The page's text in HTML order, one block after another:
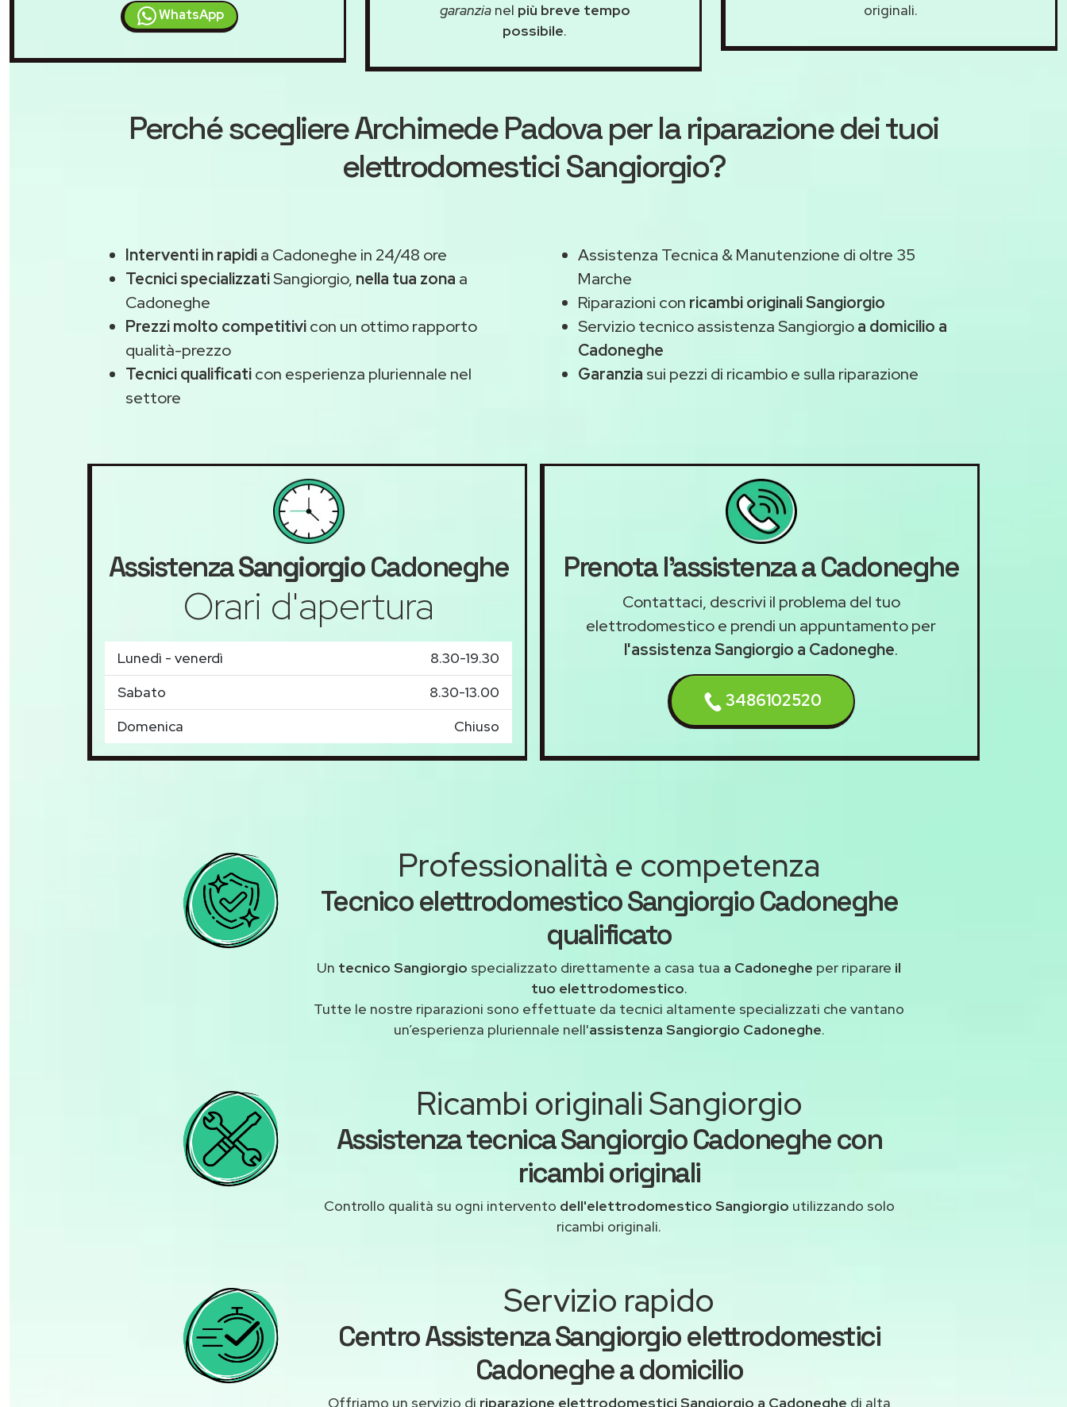
WhatsApp
garanzianel più breve tempo
possibile.
originali.
Perché scegliereArchimede Padovaper la riparazione dei tuoi
elettrodomestici Sangiorgio?
Interventi in rapidia Cadoneghe in 24/48 ore
Tecnici specializzatiSangiorgio, nella tua zona a
Cadoneghe
Prezzi molto competitivicon un ottimo rapporto
qualità-prezzo
Tecnici qualificaticon esperienza pluriennale nel
settore
Assistenza Tecnica & Manutenzione di oltre 35
Marche
Riparazioni con ricambi originali Sangiorgio
Servizio tecnico assistenza Sangiorgioa domicilio a
Cadoneghe
Garanzia sui pezzi di ricambio e sulla riparazione
AssistenzaSangiorgioCadoneghe
Orari d'apertura
Lunedì - venerdì
8.30-19.30
Sabato
8.30-13.00
Domenica
Chiuso
Prenota l'assistenza a Cadoneghe
Contattaci, descrivi il problema del tuo
elettrodomestico e prendi un appuntamento per
l'assistenza Sangiorgio a Cadoneghe.
3486102520
Professionalità e competenza
Tecnico elettrodomestico Sangiorgio Cadoneghe
qualificato
Un tecnico Sangiorgio specializzato direttamente a casa tua a Cadoneghe per riparare il
tuo elettrodomestico.
Tutte le nostre riparazioni sono effettuate da tecnici altamente specializzati che vantano
un’esperienza pluriennale nell'assistenza Sangiorgio Cadoneghe.
Ricambi originali Sangiorgio
Assistenza tecnica Sangiorgio Cadoneghe con
ricambi originali
Controllo qualità su ogni intervento dell'elettrodomestico Sangiorgio utilizzando solo
ricambi originali.
Servizio rapido
Centro Assistenza Sangiorgio elettrodomestici
Cadoneghe a domicilio
Offriamo un servizio di riparazione elettrodomestici Sangiorgio a Cadoneghe di alta